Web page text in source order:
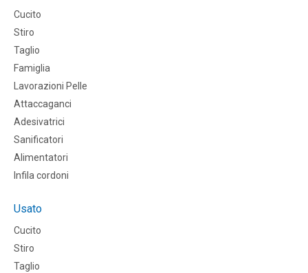
Cucito
Stiro
Taglio
Famiglia
Lavorazioni Pelle
Attaccaganci
Adesivatrici
Sanificatori
Alimentatori
Infila cordoni
Usato
Cucito
Stiro
Taglio